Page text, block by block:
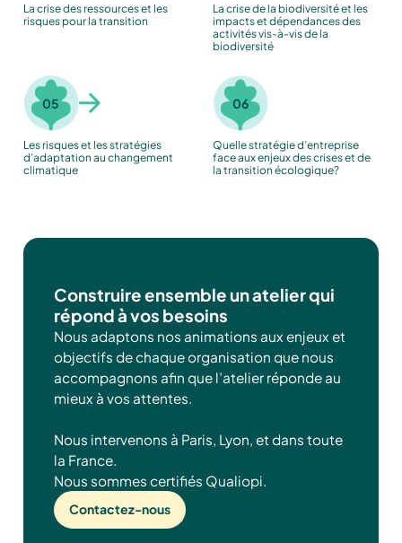
La crise des ressources et les
risques pour la transition
La crise de la biodiversité et les
impacts et dépendances des
activités vis-à-vis de la
biodiversité
05
Les risques et les stratégies
d’adaptation au changement
climatique
06
Quelle stratégie d’entreprise
face aux enjeux des crises et de
la transition écologique?
Construire ensemble un atelier qui
répond à vos besoins
Nous adaptons nos animations aux enjeux et
objectifs de chaque organisation que nous
accompagnons afin que l’atelier réponde au
mieux à vos attentes.
Nous intervenons à Paris, Lyon, et dans toute
la France.
Nous sommes certifiés Qualiopi.
Contactez-nous